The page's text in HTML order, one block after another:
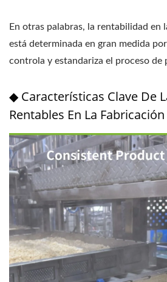
En otras palabras, la rentabilidad en
está determinada en gran medida
controla y estandariza el proceso de
◆ Características Clave De
Rentables En La